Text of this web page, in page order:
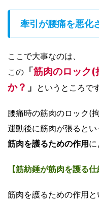
牽引が腰痛を悪化
ここで大事なのは、
この 「筋肉のロック(
か？ 」 というところです
腰痛時の筋肉のロック(拘
運動後に筋肉が張るとい
筋肉を護るための作用に
【筋紡錘が筋肉を護る仕
筋肉を護るための作用と